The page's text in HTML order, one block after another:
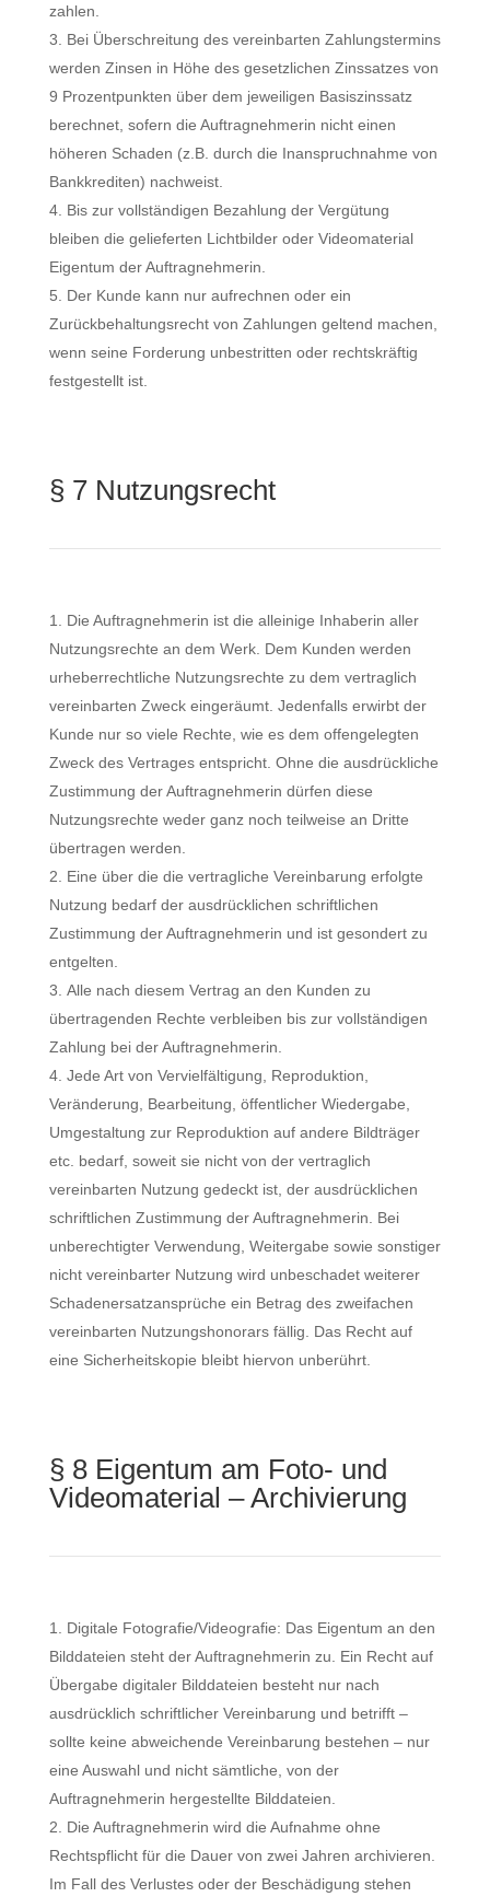
zahlen.
Bei Überschreitung des vereinbarten Zahlungstermins
werden Zinsen in Höhe des gesetzlichen Zinssatzes von
9 Prozentpunkten über dem jeweiligen Basiszinssatz
berechnet, sofern die Auftragnehmerin nicht einen
höheren Schaden (z.B. durch die Inanspruchnahme von
Bankkrediten) nachweist.
Bis zur vollständigen Bezahlung der Vergütung
bleiben die gelieferten Lichtbilder oder Videomaterial
Eigentum der Auftragnehmerin.
Der Kunde kann nur aufrechnen oder ein
Zurückbehaltungsrecht von Zahlungen geltend machen,
wenn seine Forderung unbestritten oder rechtskräftig
festgestellt ist.
§ 7 Nutzungsrecht
Die Auftragnehmerin ist die alleinige Inhaberin aller
Nutzungsrechte an dem Werk. Dem Kunden werden
urheberrechtliche Nutzungsrechte zu dem vertraglich
vereinbarten Zweck eingeräumt. Jedenfalls erwirbt der
Kunde nur so viele Rechte, wie es dem offengelegten
Zweck des Vertrages entspricht. Ohne die ausdrückliche
Zustimmung der Auftragnehmerin dürfen diese
Nutzungsrechte weder ganz noch teilweise an Dritte
übertragen werden.
Eine über die die vertragliche Vereinbarung erfolgte
Nutzung bedarf der ausdrücklichen schriftlichen
Zustimmung der Auftragnehmerin und ist gesondert zu
entgelten.
Alle nach diesem Vertrag an den Kunden zu
übertragenden Rechte verbleiben bis zur vollständigen
Zahlung bei der Auftragnehmerin.
Jede Art von Vervielfältigung, Reproduktion,
Veränderung, Bearbeitung, öffentlicher Wiedergabe,
Umgestaltung zur Reproduktion auf andere Bildträger
etc. bedarf, soweit sie nicht von der vertraglich
vereinbarten Nutzung gedeckt ist, der ausdrücklichen
schriftlichen Zustimmung der Auftragnehmerin. Bei
unberechtigter Verwendung, Weitergabe sowie sonstiger
nicht vereinbarter Nutzung wird unbeschadet weiterer
Schadenersatzansprüche ein Betrag des zweifachen
vereinbarten Nutzungshonorars fällig. Das Recht auf
eine Sicherheitskopie bleibt hiervon unberührt.
§ 8 Eigentum am Foto- und
Videomaterial – Archivierung
Digitale Fotografie/Videografie: Das Eigentum an den
Bilddateien steht der Auftragnehmerin zu. Ein Recht auf
Übergabe digitaler Bilddateien besteht nur nach
ausdrücklich schriftlicher Vereinbarung und betrifft –
sollte keine abweichende Vereinbarung bestehen – nur
eine Auswahl und nicht sämtliche, von der
Auftragnehmerin hergestellte Bilddateien.
Die Auftragnehmerin wird die Aufnahme ohne
Rechtspflicht für die Dauer von zwei Jahren archivieren.
Im Fall des Verlustes oder der Beschädigung stehen